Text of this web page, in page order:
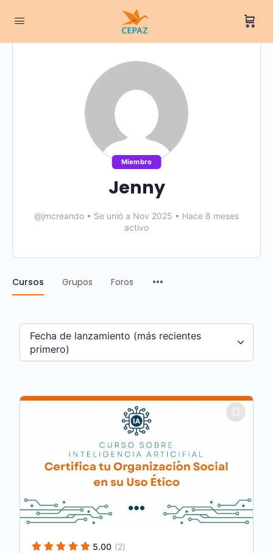
Miembro
Jenny
@jmcreando • Se unió a Nov 2025 • Hace 8 meses
activo
Cursos Grupos Foros
Fecha de lanzamiento (más recientes
primero)
5.00 (2)